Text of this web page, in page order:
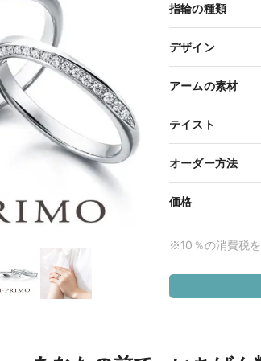
指輪の種類
デザイン
アームの素材
テイスト
オーダー方法
価格
※10％の消費税